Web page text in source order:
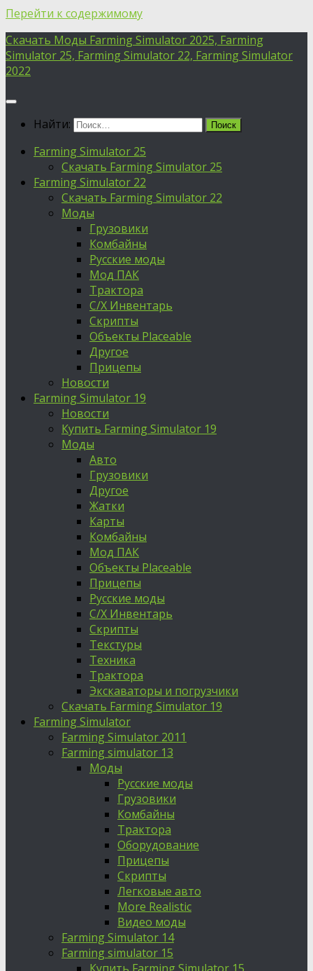
Перейти к содержимому
Скачать Моды Farming Simulator 2025, Farming
Simulator 25, Farming Simulator 22, Farming Simulator
2022
Найти:
Farming Simulator 25
Скачать Farming Simulator 25
Farming Simulator 22
Скачать Farming Simulator 22
Моды
Грузовики
Комбайны
Русские моды
Мод ПАК
Трактора
С/Х Инвентарь
Скрипты
Объекты Placeable
Другое
Прицепы
Новости
Farming Simulator 19
Новости
Купить Farming Simulator 19
Моды
Авто
Грузовики
Другое
Жатки
Карты
Комбайны
Мод ПАК
Объекты Placeable
Прицепы
Русские моды
С/Х Инвентарь
Скрипты
Текстуры
Техника
Трактора
Экскаваторы и погрузчики
Скачать Farming Simulator 19
Farming Simulator
Farming Simulator 2011
Farming simulator 13
Моды
Русские моды
Грузовики
Комбайны
Трактора
Оборудование
Прицепы
Скрипты
Легковые авто
More Realistic
Видео моды
Farming Simulator 14
Farming simulator 15